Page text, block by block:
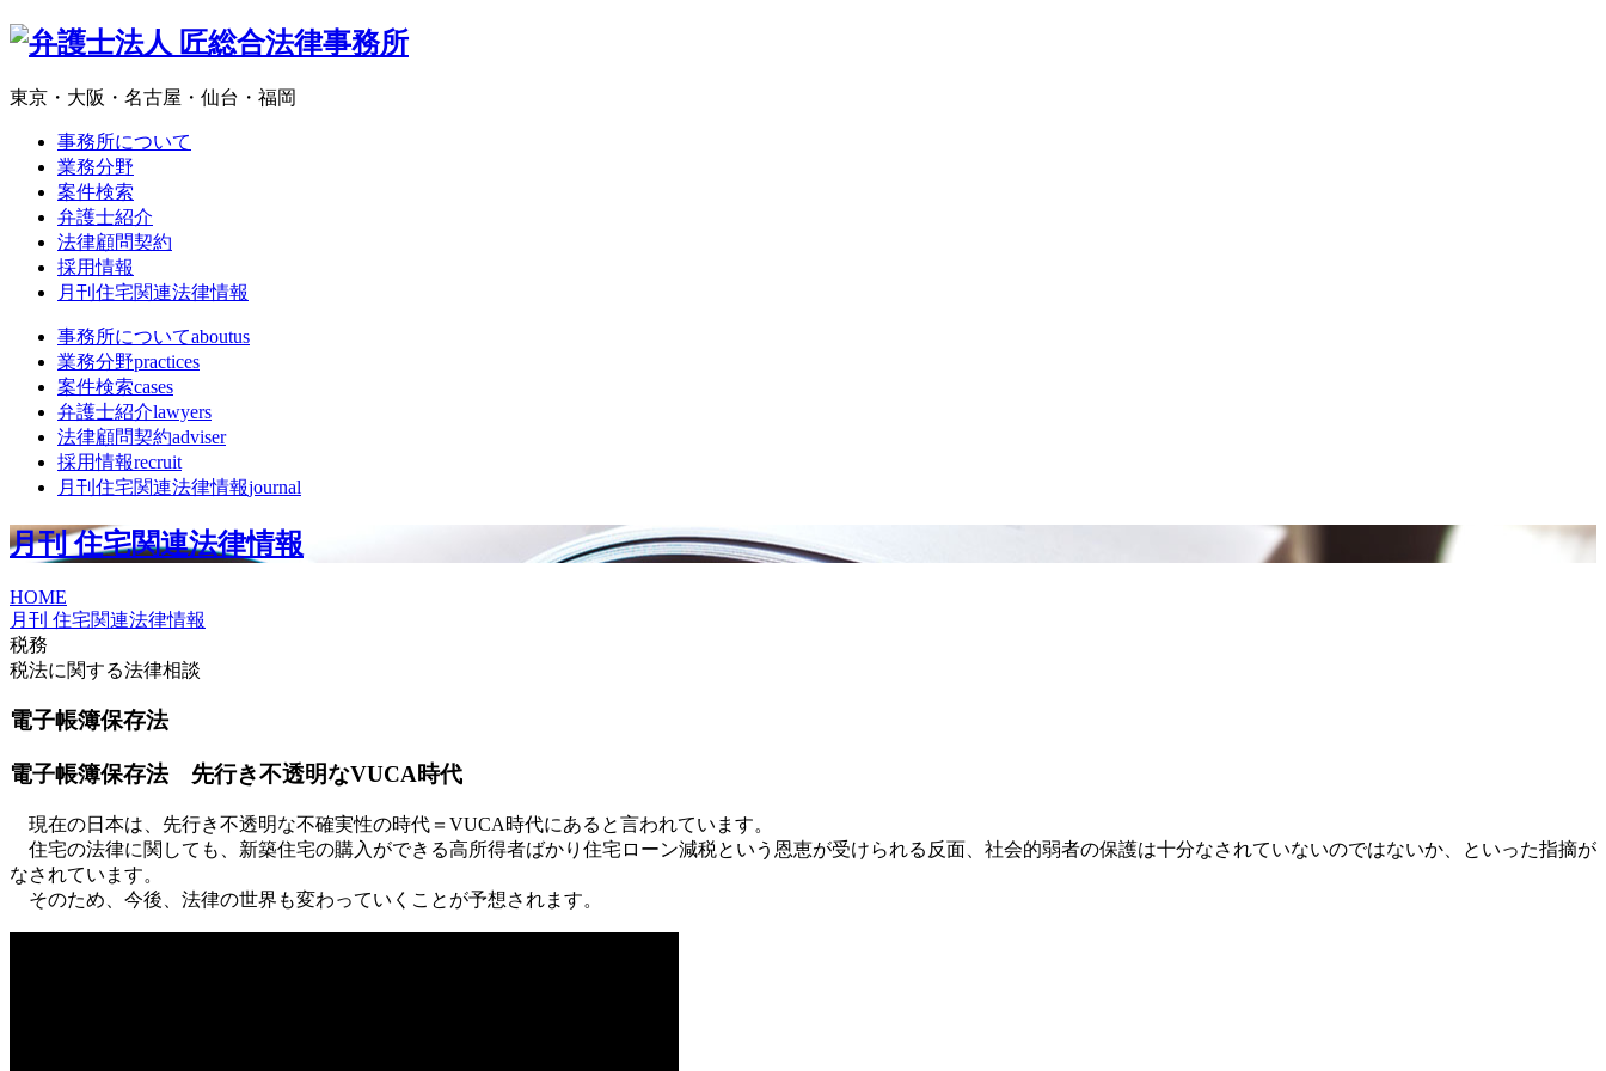
東京・大阪・名古屋・仙台・福岡
事務所について
業務分野
案件検索
弁護士紹介
法律顧問契約
採用情報
月刊住宅関連法律情報
事務所についてaboutus
業務分野practices
案件検索cases
弁護士紹介lawyers
法律顧問契約adviser
採用情報recruit
月刊住宅関連法律情報journal
月刊 住宅関連法律情報
HOME
月刊 住宅関連法律情報
税務
税法に関する法律相談
電子帳簿保存法
電子帳簿保存法 先行き不透明なVUCA時代
現在の日本は、先行き不透明な不確実性の時代＝VUCA時代にあると言われています。
住宅の法律に関しても、新築住宅の購入ができる高所得者ばかり住宅ローン減税という恩恵が受けられる反面、社会的弱者の保護は十分なされていないのではないか、といった指摘が
なされています。
そのため、今後、法律の世界も変わっていくことが予想されます。